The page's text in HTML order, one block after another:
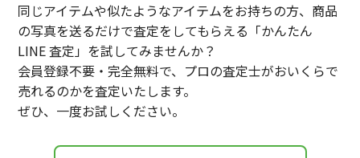
同じアイテムや似たようなアイテムをお持ちの方、商品
の写真を送るだけで査定をしてもらえる「かんたん
LINE 査定」を試してみませんか？
会員登録不要・完全無料で、プロの査定士がおいくらで
売れるのかを査定いたします。
ぜひ、一度お試しください。